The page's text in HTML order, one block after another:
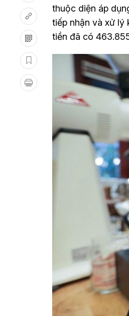
thuộc diện áp
tiếp nhận và xử lý
tiền đã có